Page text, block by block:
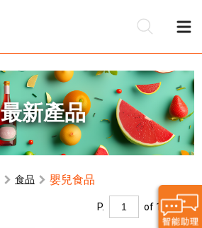
最新產品
食品 嬰兒食品
P. of 1